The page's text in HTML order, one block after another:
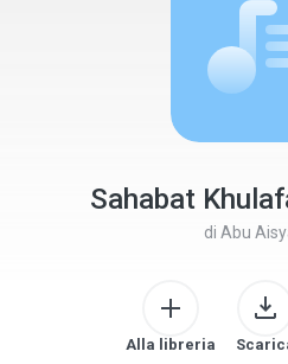
Sahabat
di Abu
Alla libreria